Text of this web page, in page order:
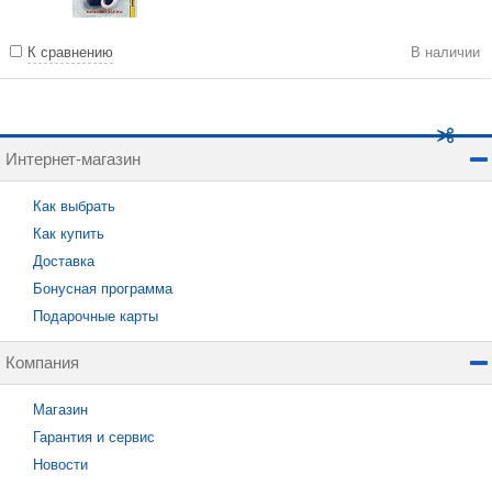
К сравнению В наличии
Интернет-магазин
Как выбрать
Как купить
Доставка
Бонусная программа
Подарочные карты
Компания
Магазин
Гарантия и сервис
Новости